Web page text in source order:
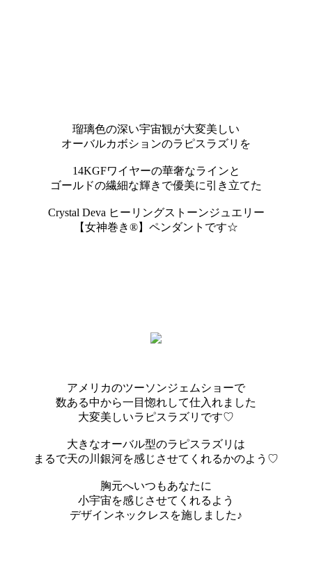
瑠璃色の深い宇宙観が大変美しい
オーバルカボションのラピスラズリを
14KGFワイヤーの華奢なラインと
ゴールドの繊細な輝きで優美に引き立てた
Crystal Deva ヒーリングストーンジュエリー
【女神巻き®】ペンダントです☆
アメリカのツーソンジェムショーで
数ある中から一目惚れして仕入れました
大変美しいラピスラズリです♡
大きなオーバル型のラピスラズリは
まるで天の川銀河を感じさせてくれるかのよう♡
胸元へいつもあなたに
小宇宙を感じさせてくれるよう
デザインネックレスを施しました♪